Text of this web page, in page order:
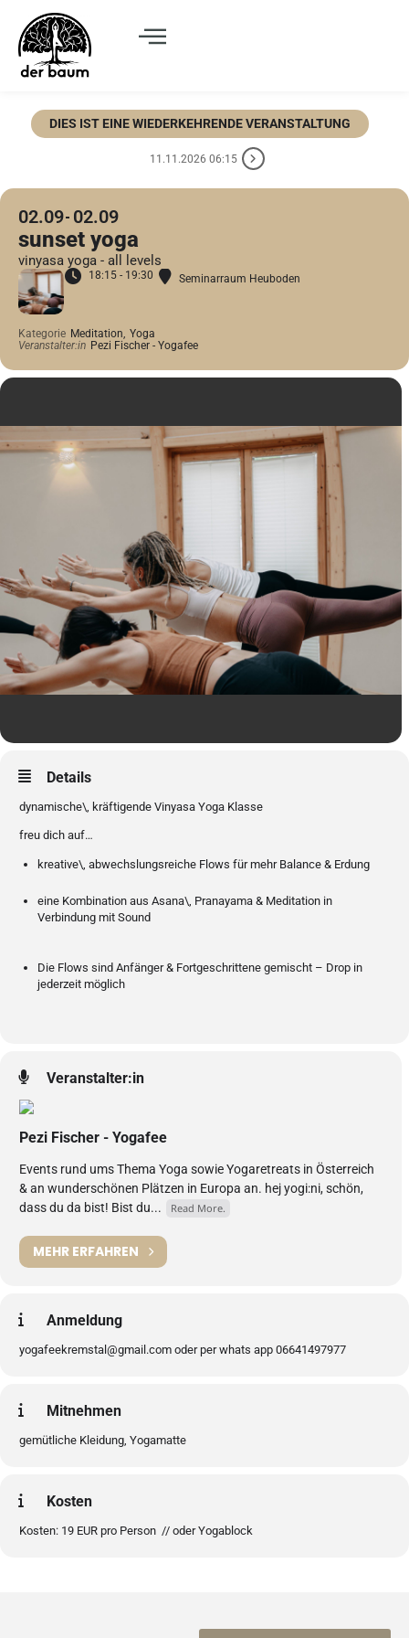
DIES IST EINE WIEDERKEHRENDE VERANSTALTUNG
11.11.2026 06:15
02.09 02.09
sunset yoga
vinyasa yoga - all levels
18:15 - 19:30 Seminarraum Heuboden
Kategorie Meditation, Yoga
Veranstalter:in Pezi Fischer - Yogafee
Details
dynamische\, kräftigende Vinyasa Yoga Klasse
freu dich auf…
kreative\, abwechslungsreiche Flows für mehr Balance & Erdung
eine Kombination aus Asana\, Pranayama & Meditation in
Verbindung mit Sound
Die Flows sind Anfänger & Fortgeschrittene gemischt – Drop in
jederzeit möglich
Veranstalter:in
Pezi Fischer - Yogafee
Events rund ums Thema Yoga sowie Yogaretreats in Österreich
& an wunderschönen Plätzen in Europa an. hej yogi:ni, schön,
dass du da bist! Bist du...
Read More.
MEHR ERFAHREN
Anmeldung
yogafeekremstal@gmail.com oder per whats app 06641497977
Mitnehmen
gemütliche Kleidung, Yogamatte
Kosten
Kosten: 19 EUR pro Person // oder Yogablock